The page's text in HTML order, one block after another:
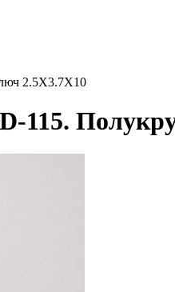
2.5Х3.7Х10
115.